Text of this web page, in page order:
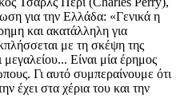
για την Ελλάδα: «Γενικά η
και ακατάλληλη για
με τη σκέψη της
μεγαλείου... Είναι μία έρημος
Γι αυτό συμπεραίνουμε ότι
έχει στα χέρια του και την